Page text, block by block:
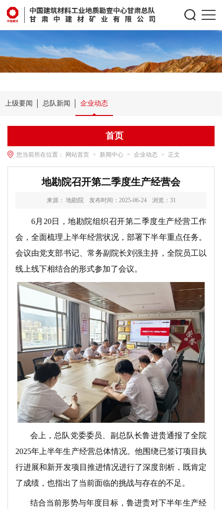
上级要闻 总队新闻 企业动态
首页
您当前所在位置： 网站首页 > 新闻中心 > 企业动态 > 正文
地勘院召开第二季度生产经营会
来源： 地勘院 发布时间：2025-06-24 浏览： 31
6月20日，地勘院组织召开第二季度生产经营工作
会，全面梳理上半年经营状况，部署下半年重点任务。
会议由党支部书记、常务副院长刘强主持，全院员工以
线上线下相结合的形式参加了会议。
会上，总队党委委员、副总队长鲁进贵通报了全院
2025年上半年生产经营总体情况。他围绕已签订项目执
行进展和新开发项目推进情况进行了深度剖析，既肯定
了成绩，也指出了当前面临的挑战与存在的不足。
结合当前形势与年度目标，鲁进贵对下半年生产经